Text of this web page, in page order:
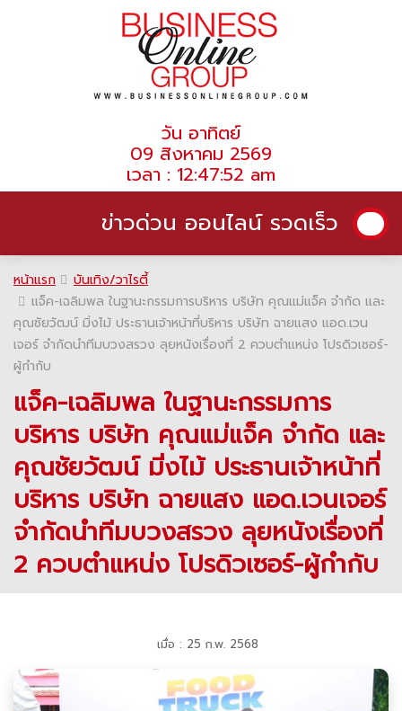
วัน อาทิตย์
09 สิงหาคม 2569
เวลา : 12:47:52 am
ข่าวด่วน ออนไลน์ รวดเร็ว
หน้าแรก
บันเทิง/วาไรตี้
แจ็ค-เฉลิมพล ในฐานะกรรมการบริหาร บริษัท คุณแม่แจ็ค จำกัด และ
คุณชัยวัฒน์ มิ่งไม้ ประธานเจ้าหน้าที่บริหาร บริษัท ฉายแสง แอด.เวน
เจอร์ จำกัดนำทีมบวงสรวง ลุยหนังเรื่องที่ 2 ควบตำแหน่ง โปรดิวเซอร์-
ผู้กำกับ
แจ็ค-เฉลิมพล ในฐานะกรรมการ
บริหาร บริษัท คุณแม่แจ็ค จำกัด และ
คุณชัยวัฒน์ มิ่งไม้ ประธานเจ้าหน้าที่
บริหาร บริษัท ฉายแสง แอด.เวนเจอร์
จำกัดนำทีมบวงสรวง ลุยหนังเรื่องที่
2 ควบตำแหน่ง โปรดิวเซอร์-ผู้กำกับ
เมื่อ : 25 ก.พ. 2568